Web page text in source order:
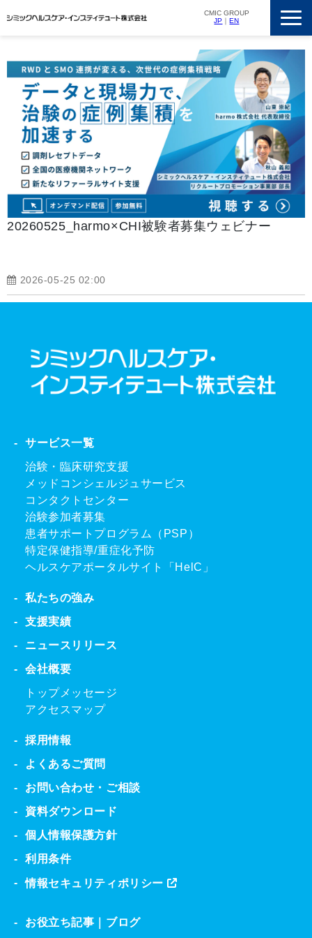
CMIC GROUP
JP ｜EN
私たちの強み
支援実績
ニュースリリース
会社概要
採用情報
20260525_harmo×CHI被験者募集ウェビナー
2026-05-25 02:00
サービス一覧
治験・臨床研究支援
メッドコンシェルジュサービス
コンタクトセンター
治験参加者募集
患者サポートプログラム（PSP）
特定保健指導/重症化予防
ヘルスケアポータルサイト「HelC」
私たちの強み
支援実績
ニュースリリース
会社概要
トップメッセージ
アクセスマップ
採用情報
よくあるご質問
お問い合わせ・ご相談
資料ダウンロード
個人情報保護方針
利用条件
情報セキュリティポリシー
お役立ち記事｜ブログ